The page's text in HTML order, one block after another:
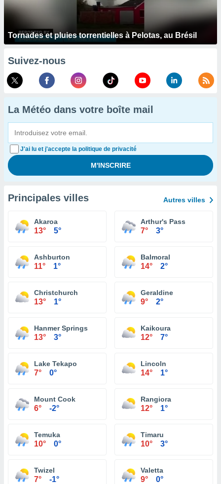
Tornades et pluies torrentielles à Pelotas, au Brésil
Suivez-nous
La Météo dans votre boîte mail
J'ai lu et j'accepte la politique de privacité
Principales villes Autres villes
Akaroa
13° 5°
Arthur's Pass
7° 3°
Ashburton
11° 1°
Balmoral
14° 2°
Christchurch
13° 1°
Geraldine
9° 2°
Hanmer Springs
13° 3°
Kaikoura
12° 7°
Lake Tekapo
7° 0°
Lincoln
14° 1°
Mount Cook
6° -2°
Rangiora
12° 1°
Temuka
10° 0°
Timaru
10° 3°
Twizel
7° -1°
Valetta
9° 0°